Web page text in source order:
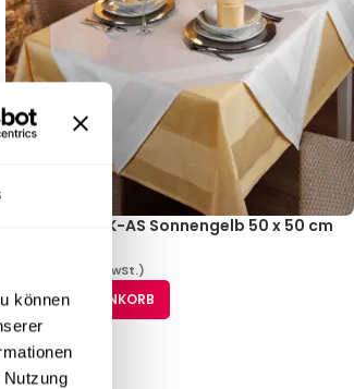
können
Servietten PIK-AS Sonnengelb 50 x 50 cm
(inkl. MwSt.)
IN DEN WARENKORB
→